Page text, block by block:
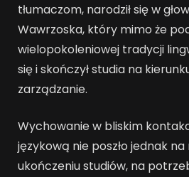
tłumaczom, narodził się w
Wawrzoska, który mimo że
wielopokoleniowej tradycji
się i skończył studia na
zarządzanie.
Wychowanie w bliskim
językową nie poszło jednak
ukończeniu studiów, na